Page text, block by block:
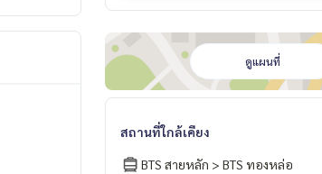
ดูแผนที่
สถานที่ใกล้เคียง
BTS สายหลัก > BTS ทองหล่อ